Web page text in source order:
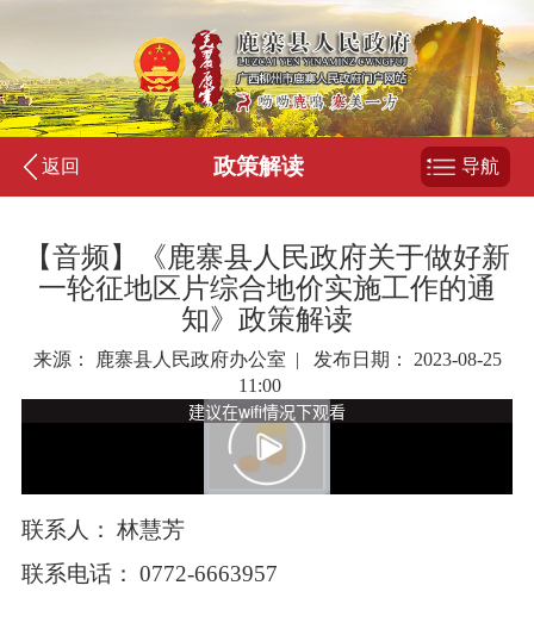
返回 政策解读 导航
【音频】《鹿寨县人民政府关于做好新
一轮征地区片综合地价实施工作的通
知》政策解读
来源： 鹿寨县人民政府办公室 | 发布日期： 2023-08-25
11:00
联系人： 林慧芳
联系电话： 0772-6663957